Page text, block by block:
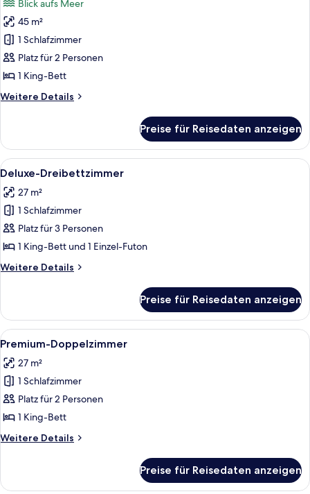
MARINA)
für
Junior-
Suite
(TERRACE
MARINA)
Blick aufs Meer
45 m²
1 Schlafzimmer
Platz für 2 Personen
1 King-Bett
Weitere Details
Weitere
Suite
(TERRACE
MARINA)
Preise für Reisedaten anzeigen
Alle
Fotos
für
Deluxe-
Dreibettzimmer
anzeigen
4
Deluxe-Dreibettzimmer
27 m²
1 Schlafzimmer
Platz für 3 Personen
1 King-Bett und 1 Einzel-Futon
Weitere Details
Weitere
Dreibettzimmer
Preise für Reisedaten anzeigen
Alle
Fotos
für
Premium-
Doppelzimmer
anzeigen
Hochwertige Bettwaren, Betten mit
4
Premium-Doppelzimmer
27 m²
1 Schlafzimmer
Platz für 2 Personen
1 King-Bett
Weitere Details
Weitere
Doppelzimmer
Preise für Reisedaten anzeigen